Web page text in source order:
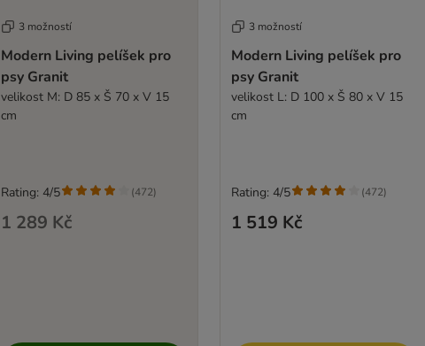
3 možností
Modern Living pelíšek pro
psy Granit
velikost M: D 85 x Š 70 x V 15
cm
1 289 Kč
Rating: 4/5 (472)
3 možností
Modern Living pelíšek pro
psy Granit
velikost L: D 100 x Š 80 x V 15
cm
1 519 Kč
Rating: 4/5 (472)